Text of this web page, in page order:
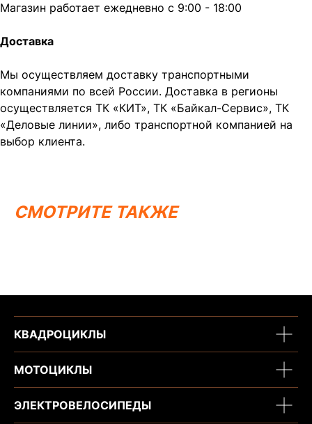
Магазин работает ежедневно с 9:00 - 18:00
Доставка
Мы осуществляем доставку транспортными
компаниями по всей России. Доставка в регионы
осуществляется ТК «КИТ», ТК «Байкал-Сервис», ТК
«Деловые линии», либо транспортной компанией на
выбор клиента.
СМОТРИТЕ ТАКЖЕ
КВАДРОЦИКЛЫ
МОТОЦИКЛЫ
ЭЛЕКТРОВЕЛОСИПЕДЫ
ИНН 450164920881
2026, МотоТехника45